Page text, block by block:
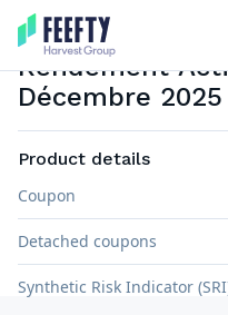
PHOENIX EUR
Rendement
Décembre 2025
Product details
Coupon
Detached coupons
Synthetic Risk Indicator